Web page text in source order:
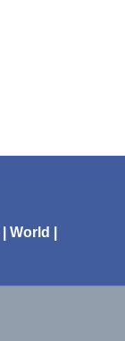
| World |